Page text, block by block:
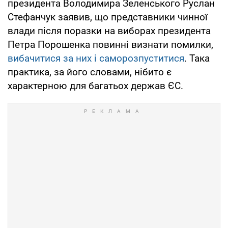
президента Володимира Зеленського Руслан
Стефанчук заявив, що представники чинної
влади після поразки на виборах президента
Петра Порошенка повинні визнати помилки,
вибачитися за них і саморозпуститися. Така
практика, за його словами, нібито є
характерною для багатьох держав ЄС.